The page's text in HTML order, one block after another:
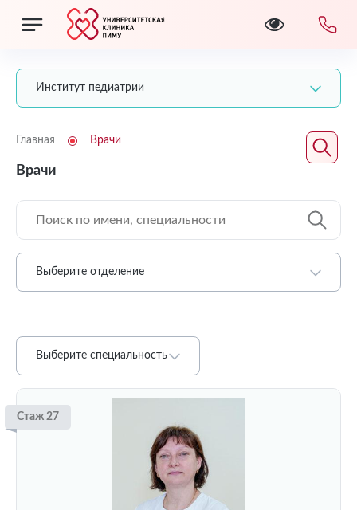
Институт педиатрии
Главная Врачи
Врачи
Выберите отделение
Выберите специальность
Стаж 27